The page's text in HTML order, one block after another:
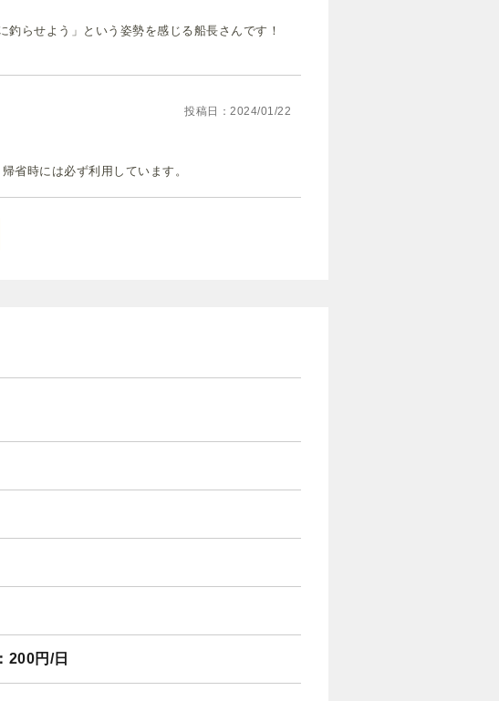
らせよう」という姿勢を感じる船長さんです！
投稿日 2024/01/22
省時には必ず利用しています。
200円/日